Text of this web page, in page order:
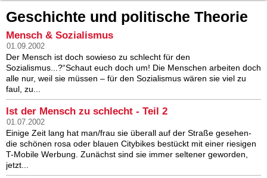
Geschichte und politische Theorie
Mensch & Sozialismus
01.09.2002
Der Mensch ist doch sowieso zu schlecht für den
Sozialismus...?“Schaut euch doch um! Die Menschen arbeiten doch
alle nur, weil sie müssen – für den Sozialismus wären sie viel zu
faul, zu...
Ist der Mensch zu schlecht - Teil 2
01.07.2002
Einige Zeit lang hat man/frau sie überall auf der Straße gesehen-
die schönen rosa oder blauen Citybikes bestückt mit einer riesigen
T-Mobile Werbung. Zunächst sind sie immer seltener geworden,
jetzt...